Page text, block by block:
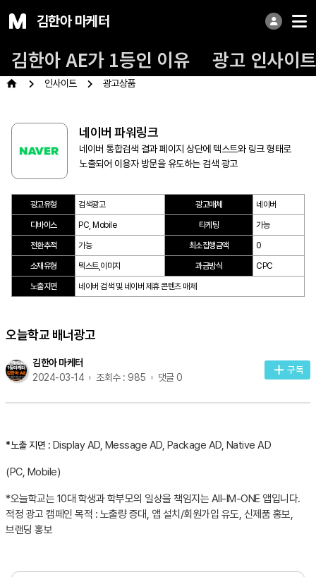
김한아 마케터
김한아 AE가 1등인 이유 광고 인사이트
인사이트 광고상품
네이버 파워링크
네이버 통합검색 결과 페이지 상단에 텍스트와 링크 형태로
노출되어 이용자 방문을 유도하는 검색 광고
광고유형 검색광고 광고매체 네이버
디바이스 PC, Mobile 타게팅 가능
전환추적 가능 최소집행금액 0
소재유형 텍스트,이미지 과금방식 CPC
노출지면 네이버 검색 및 네이버 제휴 콘텐츠 매체
오늘학교 배너광고
김한아 마케터
2024-03-14
조회수 : 985 댓글 0
구독
*노출 지면 : Display AD, Message AD, Package AD, Native AD
(PC, Mobile)
*오늘학교는 10대 학생과 학부모의 일상을 책임지는 AII-IM-ONE 앱입니다.
적정 광고 캠페인 목적 : 노출량 증대, 앱 설치/회원가입 유도, 신제품 홍보,
브랜딩 홍보